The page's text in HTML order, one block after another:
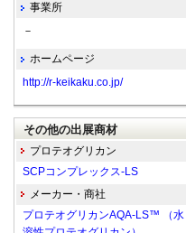
事業所
－
ホームページ
http://r-keikaku.co.jp/
その他の出展商材
プロテオグリカン
SCPコンプレックス-LS
メーカー・商社
プロテオグリカンAQA-LS™ （水